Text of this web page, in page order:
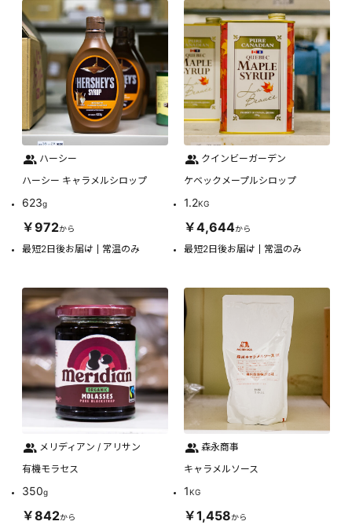
ハーシー
ハーシー キャラメルシロップ
623g
￥972から
最短2日後お届け 常温のみ
クインビーガーデン
ケベックメープルシロップ
1.2KG
￥4,644から
最短2日後お届け 常温のみ
メリディアン / アリサン
有機モラセス
350g
￥842から
森永商事
キャラメルソース
1KG
￥1,458から